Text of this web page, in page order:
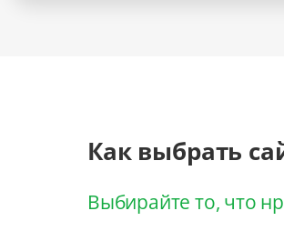
Как выбрать
Выбирайте то, что